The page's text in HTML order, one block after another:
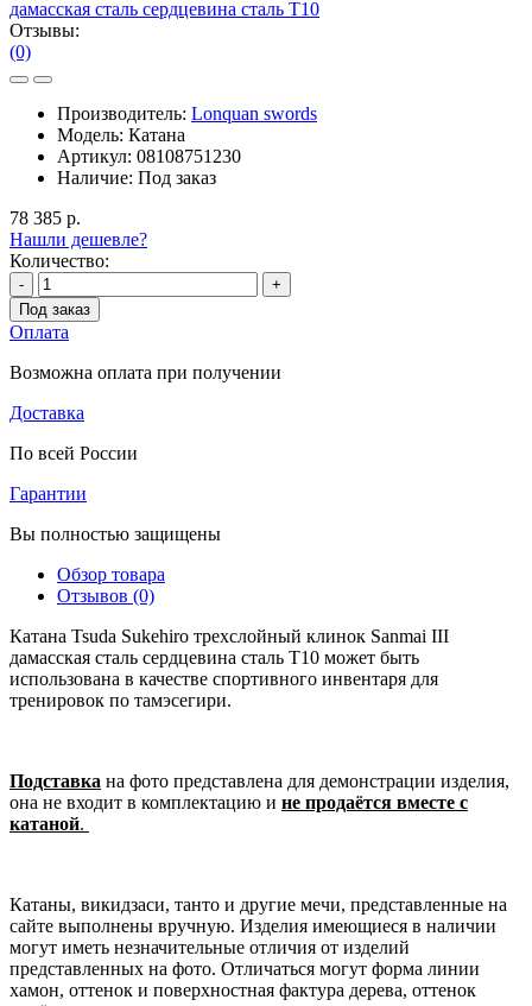
Отзывы:
(0)
Производитель: Lonquan swords
Модель: Катана
Артикул: 08108751230
Наличие: Под заказ
78 385 р.
Нашли дешевле?
Количество:
-
+
Под заказ
Оплата
Возможна оплата при получении
Доставка
По всей России
Гарантии
Вы полностью защищены
Обзор товара
Отзывов (0)
Катана Tsuda Sukehiro трехслойный клинок Sanmai III
дамасская сталь сердцевина сталь T10 может быть
использована в качестве спортивного инвентаря для
тренировок по тамэсегири.
Подставка на фото представлена для демонстрации изделия,
она не входит в комплектацию и не продаётся вместе с
катаной.
Катаны, викидзаси, танто и другие мечи, представленные на
сайте выполнены вручную. Изделия имеющиеся в наличии
могут иметь незначительные отличия от изделий
представленных на фото. Отличаться могут форма линии
хамон, оттенок и поверхностная фактура дерева, оттенок